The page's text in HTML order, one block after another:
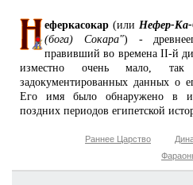
еферкасокар (или Нефер-Ка-
(бога) Сокара") -
правивший во времена II-й
изместно очень мало, так
задокументированных данных о
Его имя было обнаружено в
поздних периодов египетской
Раннее Царство